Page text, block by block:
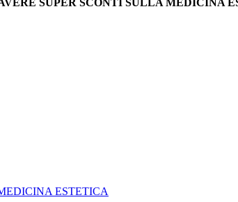
ESTETICA